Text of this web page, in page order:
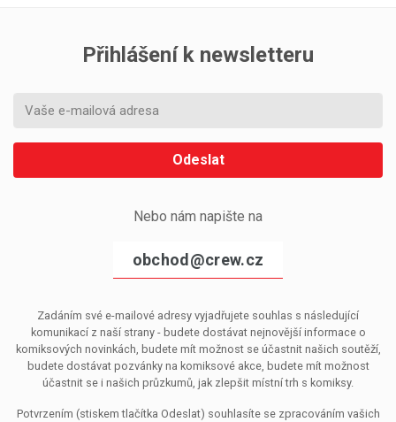
Přihlášení k newsletteru
Odeslat
Nebo nám napište na
obchod@crew.cz
Zadáním své e-mailové adresy vyjadřujete souhlas s následující
komunikací z naší strany - budete dostávat nejnovější informace o
komiksových novinkách, budete mít možnost se účastnit našich soutěží,
budete dostávat pozvánky na komiksové akce, budete mít možnost
účastnit se i našich průzkumů, jak zlepšit místní trh s komiksy.
Potvrzením (stiskem tlačítka Odeslat) souhlasíte se zpracováním vašich